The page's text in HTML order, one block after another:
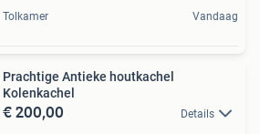
Tolkamer Vandaag
Prachtige Antieke houtkachel
Kolenkachel
€ 200,00 Details